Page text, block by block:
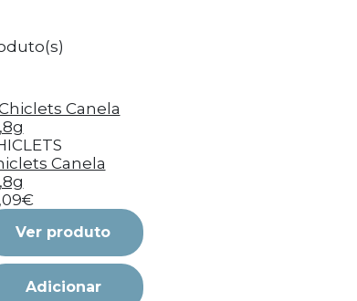
Canela
Ver produto
Adicionar